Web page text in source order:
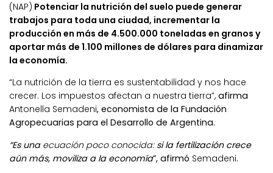
(NAP) Potenciar la nutrición del suelo puede generar
trabajos para toda una ciudad, incrementar la
producción en más de 4.500.000 toneladas en granos y
aportar más de 1.100 millones de dólares para dinamizar
la economía.
“La nutrición de la tierra es sustentabilidad y nos hace
crecer. Los impuestos afectan a nuestra tierra”, afirma
Antonella Semadeni, economista de la Fundación
Agropecuarias para el Desarrollo de Argentina.
“Es una ecuación poco conocida: si la fertilización crece
aún más, moviliza a la economía”, afirmó Semadeni.